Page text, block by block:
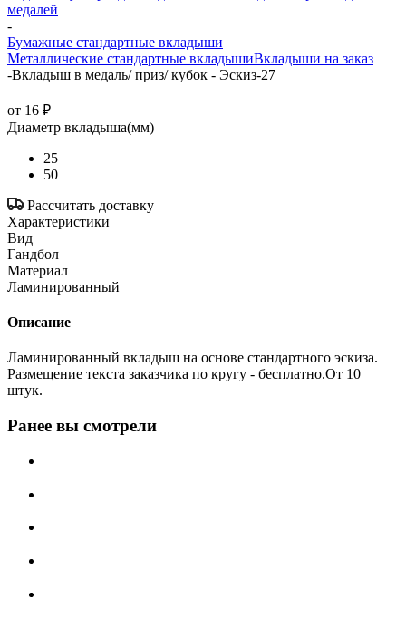
медалей
-
Бумажные стандартные вкладыши
Металлические стандартные вкладышиВкладыши на заказ
-Вкладыш в медаль/ приз/ кубок - Эскиз-27
от 16 ₽
Диаметр вкладыша(мм)
25
50
Рассчитать доставку
Характеристики
Вид
Гандбол
Материал
Ламинированный
Описание
Ламинированный вкладыш на основе стандартного эскиза.
Размещение текста заказчика по кругу - бесплатно.От 10
штук.
Ранее вы смотрели